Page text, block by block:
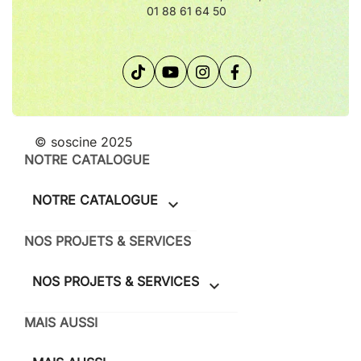
- Facile d’utilisation et d’installation
- Opération à distance grâce à la télécommande fournie
- Importation des textes via Disque de stockage, GDrive et
Dropbox
- Application iOS et Android
01 88 61 64 50
© soscine 2025
NOTRE CATALOGUE
NOTRE CATALOGUE 
NOS PROJETS & SERVICES
NOS PROJETS & SERVICES 
MAIS AUSSI